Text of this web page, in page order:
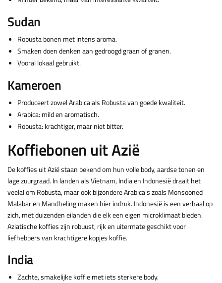
Sudan
Robusta bonen met intens aroma.
Smaken doen denken aan gedroogd graan of granen.
Vooral lokaal gebruikt.
Kameroen
Produceert zowel Arabica als Robusta van goede kwaliteit.
Arabica: mild en aromatisch.
Robusta: krachtiger, maar niet bitter.
Koffiebonen uit Azië
De koffies uit Azië staan bekend om hun volle body, aardse tonen en
lage zuurgraad. In landen als Vietnam, India en Indonesië draait het
veelal om Robusta, maar ook bijzondere Arabica’s zoals Monsooned
Malabar en Mandheling maken hier indruk. Indonesië is een verhaal op
zich, met duizenden eilanden die elk een eigen microklimaat bieden.
Aziatische koffies zijn robuust, rijk en uitermate geschikt voor
liefhebbers van krachtigere kopjes koffie.
India
Zachte, smakelijke koffie met iets sterkere body.